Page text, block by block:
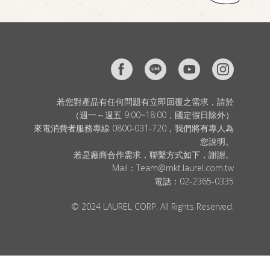
若您對產品有任何問題有立即回覆之需求，請於
（週一～週五 9:00~18:00，國定假日除外）
來電消費者服務專線 0800-031-720，我們將有專人為
您說明。
若是廠商合作需求，聯繫方式如下，謝謝。
Mail： Team@mkt.laurel.com.tw
電話： 02-2365-0335
© 2024 LAUREL CORP. All Rights Reserved.